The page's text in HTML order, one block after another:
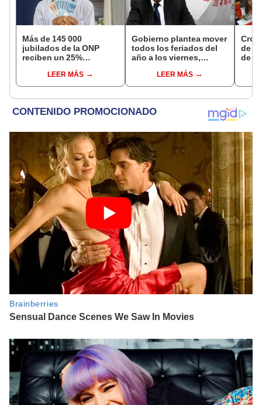
Más de 145 000
jubilados de la ONP
reciben un 25%
en agostoLEER MÁS
Gobierno plantea mover
todos los feriados del
año a los viernes,
Navidad y Año Nuevo
LEER MÁS
de
de